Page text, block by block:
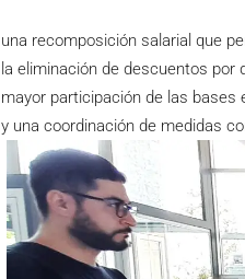
una recomposición salarial que
la eliminación de descuentos por
mayor participación de las bases
y una coordinación de medidas